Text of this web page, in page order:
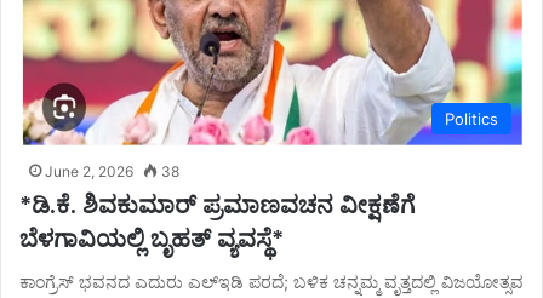
Politics
June 2, 2026 38
*ಡಿ.ಕೆ. ಶಿವಕುಮಾರ್ ಪ್ರಮಾಣವಚನ ವೀಕ್ಷಣೆಗೆ
ಬೆಳಗಾವಿಯಲ್ಲಿ ಬೃಹತ್ ವ್ಯವಸ್ಥೆ*
ಕಾಂಗ್ರೆಸ್ ಭವನದ ಎದುರು ಎಲ್ಇಡಿ ಪರದೆ; ಬಳಿಕ ಚನ್ನಮ್ಮ ವೃತ್ತದಲ್ಲಿ ವಿಜಯೋತ್ಸವ